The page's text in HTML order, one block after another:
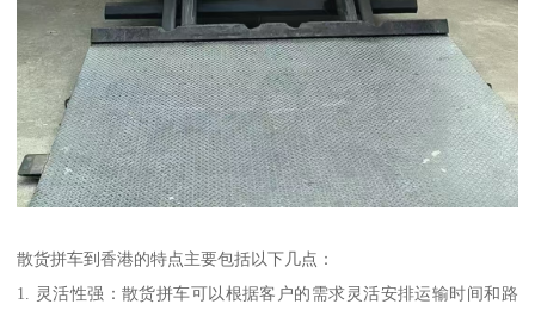
散货拼车到香港的特点主要包括以下几点：
1. 灵活性强：散货拼车可以根据客户的需求灵活安排运输时间和路